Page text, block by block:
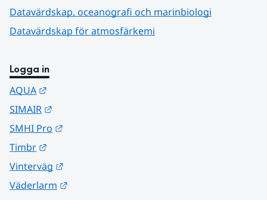
Datavärdskap, oceanografi och marinbiologi
Datavärdskap för atmosfärkemi
Logga in
AQUA
SIMAIR
SMHI Pro
Timbr
Vinterväg
Väderlarm